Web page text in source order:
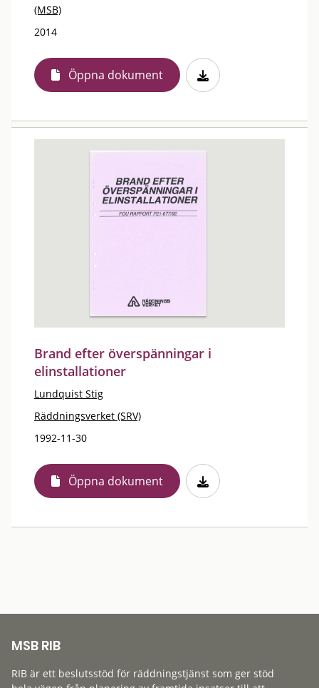
(MSB)
2014
Öppna dokument
Brand efter överspänningar i
elinstallationer
Lundquist Stig
Räddningsverket (SRV)
1992-11-30
Öppna dokument
MSB RIB
RIB är ett beslutsstöd för räddningstjänst som ger stöd